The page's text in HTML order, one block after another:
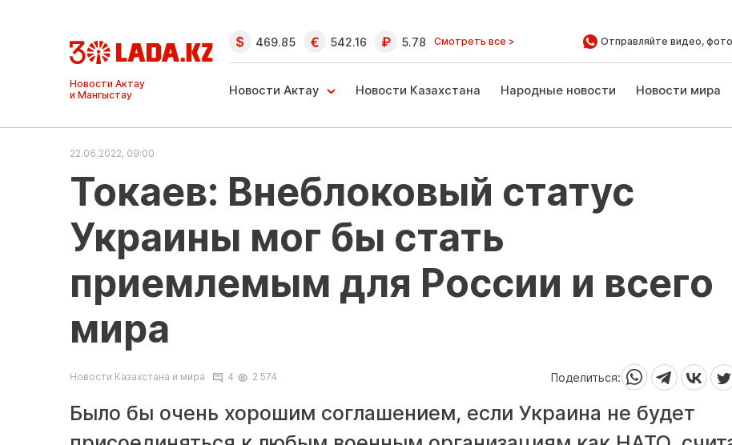
Ақтау және
Манғыстау
жаңалықтары
469.85 542.16 5.78 Смотреть все > Отправляйте видео,
Новости Актау Новости Казахстана Народные новости Новости мира
22.06.2022, 09:00
Токаев: Внеблоковый статус
Украины мог бы стать
приемлемым для России и всего
мира
Новости Казахстана и мира 4 2 574 Поделиться:
Было бы очень хорошим соглашением, если Украина не будет